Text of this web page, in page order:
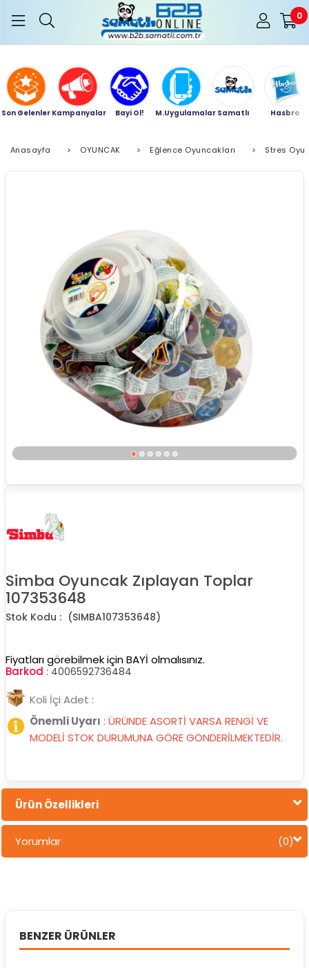
0
Son Gelenler Kampanyalar Bayi Ol! M.Uygulamalar Samatlı Hasbro
Anasayfa > OYUNCAK > Eğlence Oyuncakları > Stres
Simba Oyuncak Zıplayan Toplar
107353648
(SIMBA107353648)
Fiyatları görebilmek için BAYİ olmalısınız.
Barkod : 4006592736484
Koli İçi Adet :
Önemli Uyarı : ÜRÜNDE ASORTİ VARSA RENGİ VE
MODELİ STOK DURUMUNA GÖRE GÖNDERİLMEKTEDİR.
Ürün Özellikleri
Yorumlar (0)
BENZER ÜRÜNLER